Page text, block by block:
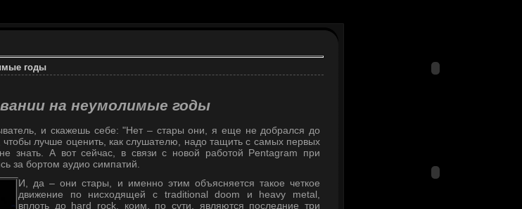
годы
на неумолимые годы
и скажешь себе: "Нет – стары они, я еще не добрался до
лучше оценить, как слушателю, надо тащить с самых первых
знать. А вот сейчас, в связи с новой работой Pentagram при
за бортом аудио симпатий.
И, да – они стары, и именно этим объясняется такое четкое
движение по нисходящей с traditional doom и heavy metal,
вплоть до hard rock, коим, по сути, являются последние три